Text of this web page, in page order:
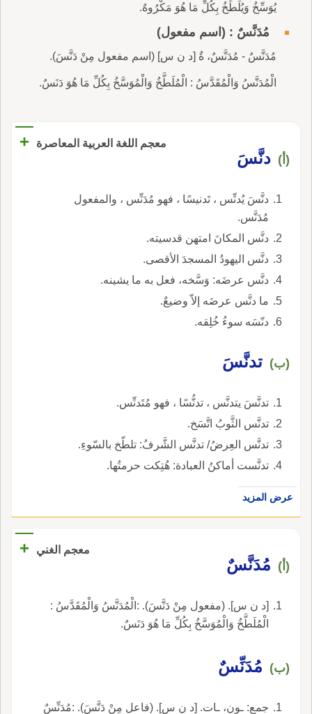
يُوَسِّخُ وَيُلَطِّخُ بِكُلِّ مَا هُوَ مَكْرُوهٌ.
مُدَنَّسٌ : (اسم مفعول)
مُدَنَّسٌ - مُدَنَّسٌ، ةٌ [د ن س] (اسم مفعول مِنْ دَنَّسَ).
الْمُدَنَّسُ وَالْمُقَدَّسُ : الْمُلَطَّخُ وَالْمُوَسَّخُ بِكُلِّ مَا هُوَ دَنَسٌ.
معجم اللغة العربية المعاصرة +
(أ) دنَّسَ
دنَّسَ يُدنِّس ، تَدنيسًا ، فهو مُدَنِّس ، والمفعول
مُدَنَّس.
دنَّس المكانَ امتهن قدسيته.
دنَّس اليهودُ المسجدَ الأقصى.
دنَّس عرضَه: وَسَّخه، فعل به ما يشينه.
ما دنَّس عرضَه إلاّ وضيعٌ.
دنّسَه سوءُ خُلِقه.
(ب) تدنَّسَ
تدنَّسَ يتدنَّس ، تدنُّسًا ، فهو مُتَدنِّس.
تدنَّس الثَّوبُ اتَّسَخ.
تدنَّس العِرضُ/ تدنَّس الشَّرفُ: تلطّخ بالسّوءِ.
تدنَّست أماكنُ العبادة: هُتِكت حرمتُها.
عرض المزيد
معجم الغني +
(أ) مُدَنَّسٌ
[د ن س]. (مفعول مِنْ دَنَّسَ). :الْمُدَنَّسُ وَالْمُقَدَّسُ :
الْمُلَطَّخُ وَالْمُوَسَّخُ بِكُلِّ مَا هُوَ دَنَسٌ.
(ب) مُدَنِّسٌ
جمع: ـون، ـات. [د ن س]. (فاعل مِنْ دَنَّسَ). :مُدَنِّسٌ